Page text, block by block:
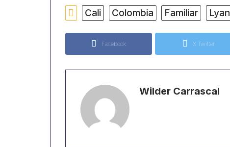
Cali Colombia Familiar Lyan
Facebook X Twitter
Wilder Carrascal